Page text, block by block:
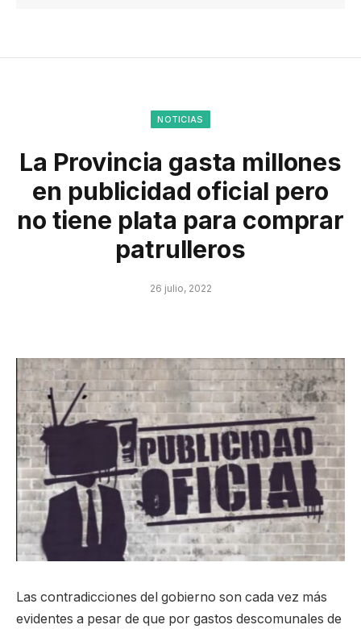
NOTICIAS
La Provincia gasta millones
en publicidad oficial pero
no tiene plata para comprar
patrulleros
26 julio, 2022
Las contradicciones del gobierno son cada vez más
evidentes a pesar de que por gastos descomunales de